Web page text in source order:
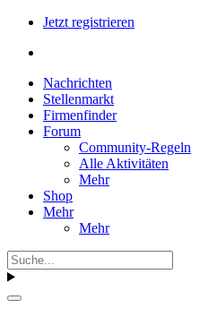
Jetzt registrieren
Nachrichten
Stellenmarkt
Firmenfinder
Forum
Community-Regeln
Alle Aktivitäten
Mehr
Shop
Mehr
Mehr